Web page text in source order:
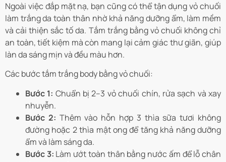
Ngoài việc đắp mặt nạ, bạn cũng có thể tận dụng vỏ chuối
làm trắng da toàn thân nhờ khả năng dưỡng ẩm, làm mềm
và cải thiện sắc tố da. Tắm trắng bằng vỏ chuối không chỉ
an toàn, tiết kiệm mà còn mang lại cảm giác thư giãn, giúp
làn da sáng mịn và đều màu hơn.
Các bước tắm trắng body bằng vỏ chuối:
Bước 1: Chuẩn bị 2–3 vỏ chuối chín, rửa sạch và xay
nhuyễn.
Bước 2: Thêm vào hỗn hợp 3 thìa sữa tươi không
đường hoặc 2 thìa mật ong để tăng khả năng dưỡng
ẩm và làm sáng da.
Bước 3: Làm ướt toàn thân bằng nước ấm để lỗ chân